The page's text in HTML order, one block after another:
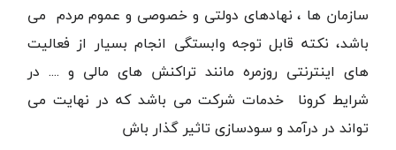
سازمان ها ، نهادهای دولتی و خصوصی و عموم مردم می
باشد، نکته قابل توجه وابستگی انجام بسیار از فعالیت
های اینترنتی روزمره مانند تراکنش های مالی و .... در
شرایط کرونا خدمات شرکت می باشد که در نهایت می
تواند در درآمد و سودسازی تاثیر گذار باش